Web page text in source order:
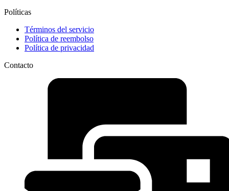
Políticas
Términos del servicio
Política de reembolso
Política de privacidad
Contacto